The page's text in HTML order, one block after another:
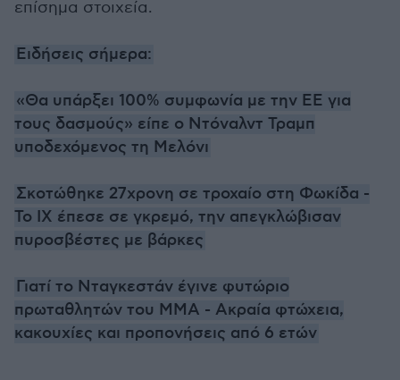
επίσημα στοιχεία.
Ειδήσεις σήμερα:
«Θα υπάρξει 100% συμφωνία με την ΕΕ για
τους δασμούς» είπε ο Ντόναλντ Τραμπ
υποδεχόμενος τη Μελόνι
Σκοτώθηκε 27χρονη σε τροχαίο στη Φωκίδα -
Το ΙΧ έπεσε σε γκρεμό, την απεγκλώβισαν
πυροσβέστες με βάρκες
Γιατί το Νταγκεστάν έγινε φυτώριο
πρωταθλητών του MMA - Ακραία φτώχεια,
κακουχίες και προπονήσεις από 6 ετών